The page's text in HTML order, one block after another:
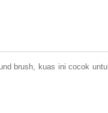
brush, kuas ini cocok